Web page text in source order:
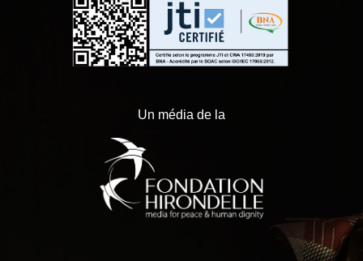
Un média de la